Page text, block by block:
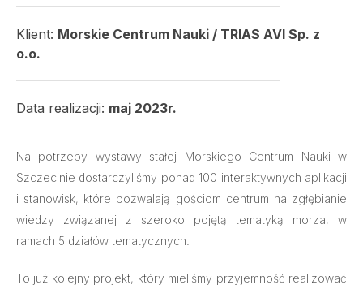
Klient: Morskie Centrum Nauki / TRIAS AVI Sp. z
o.o.
Data realizacji: maj 2023r.
Na potrzeby wystawy stałej Morskiego Centrum Nauki w
Szczecinie dostarczyliśmy ponad 100 interaktywnych aplikacji
i stanowisk, które pozwalają gościom centrum na zgłębianie
wiedzy związanej z szeroko pojętą tematyką morza, w
ramach 5 działów tematycznych.
To już kolejny projekt, który mieliśmy przyjemność realizować